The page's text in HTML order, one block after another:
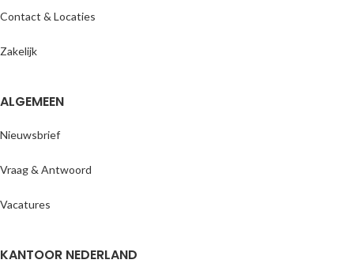
Contact & Locaties
Zakelijk
ALGEMEEN
Nieuwsbrief
Vraag & Antwoord
Vacatures
KANTOOR NEDERLAND